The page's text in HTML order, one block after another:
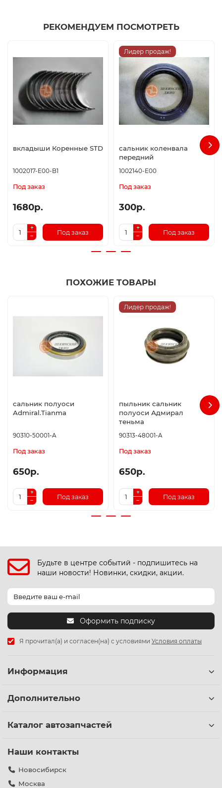
РЕКОМЕНДУЕМ ПОСМОТРЕТЬ
вкладыши Коренные STD
1002017-E00-B1
Под заказ
1680р.
Под заказ
Лидер продаж!
сальник коленвала
передний
1002140-E00
Под заказ
300р.
Под заказ
ПОХОЖИЕ ТОВАРЫ
сальник полуоси
Admiral.Tianma
90310-50001-A
Под заказ
650р.
Под заказ
Лидер продаж!
пыльник сальник
полуоси Адмирал
теньма
90313-48001-A
Под заказ
650р.
Под заказ
Будьте в центре событий - подпишитесь на
наши новости! Новинки, скидки, акции.
Оформить подписку
Я прочитал(а) и согласен(на) с условиями Условия оплаты
Информация
Дополнительно
Каталог автозапчастей
Наши контакты
Новосибирск
Москва